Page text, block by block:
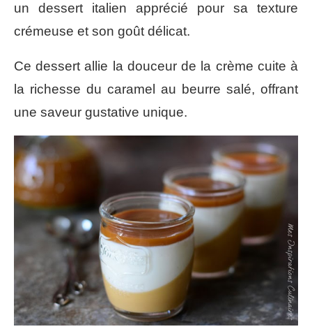
un dessert italien apprécié pour sa texture
crémeuse et son goût délicat.
Ce dessert allie la douceur de la crème cuite à
la richesse du caramel au beurre salé, offrant
une saveur gustative unique.